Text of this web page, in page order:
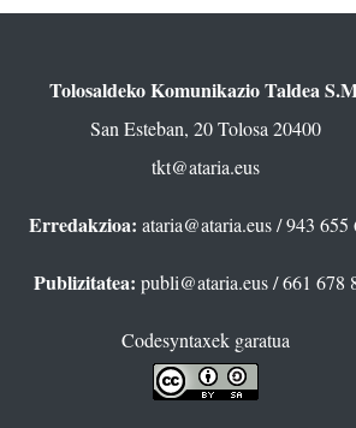
Tolosaldeko Komunikazio Taldea
San Esteban, 20 Tolosa 20400
tkt@ataria.eus
Erredakzioa: ataria@ataria.eus/ 943 655
Publizitatea: publi@ataria.eus/ 661 678
Codesyntaxek garatua